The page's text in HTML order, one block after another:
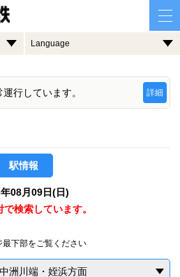
Language
運行しています。 詳細
駅情報
08月09日(日)
検索しています。
下部をご覧ください
洲川端・姪浜方面